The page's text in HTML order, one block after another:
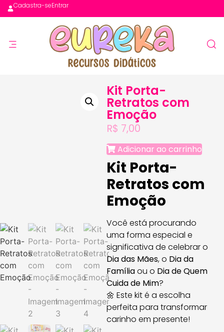
Cadastra-seEntrar
Kit Porta-
Retratos com
Emoção
R$ 7,00
Adicionar ao carrinho
Kit Porta-
Retratos com
Emoção
Você está procurando
uma forma especial e
significativa de celebrar o
Dia das Mães, o Dia da
Famíliaou o Dia de Quem
Cuida de Mim?
🌼 Este kit é a escolha
perfeita para transformar
carinho em presente!